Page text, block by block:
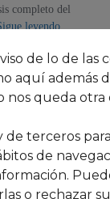
de lo de las
aquí además
nos queda
de terceros
de
o rechazar